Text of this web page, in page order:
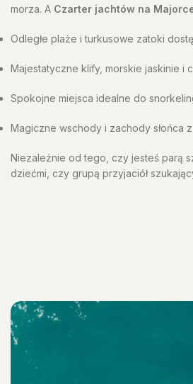
morza. A Czarter jachtów na
Odległe plaże i turkusowe zatoki
Majestatyczne klify, morskie jaskinie i
Spokojne miejsca idealne do
Magiczne wschody i zachody słońca
Niezależnie od tego, czy jesteś parą
dziećmi, czy grupą przyjaciół